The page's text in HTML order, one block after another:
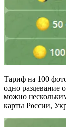
Тариф на 100
одно раздевание
можно
карты России,